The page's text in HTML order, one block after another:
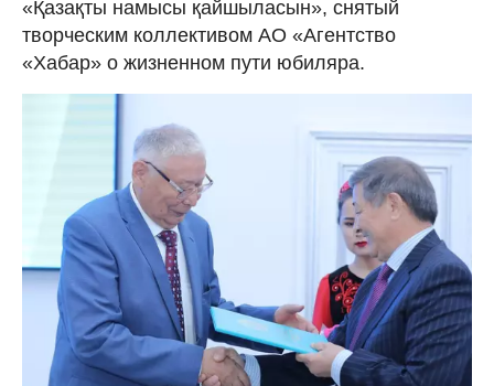
«Қазақты намысы қайшыласын», снятый
творческим коллективом АО «Агентство
«Хабар» о жизненном пути юбиляра.